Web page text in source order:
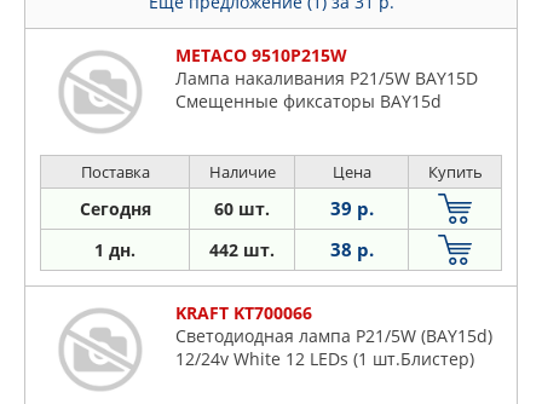
METACO 9510P215W
Лампа накаливания P21/5W BAY15D
Смещенные фиксаторы BAY15d
Поставка Наличие Цена Купить
Сегодня 60 шт. 39 р.
1 дн. 442 шт. 38 р.
KRAFT KT700066
Светодиодная лампа P21/5W (BAY15d)
12/24v White 12 LEDs (1 шт.Блистер)